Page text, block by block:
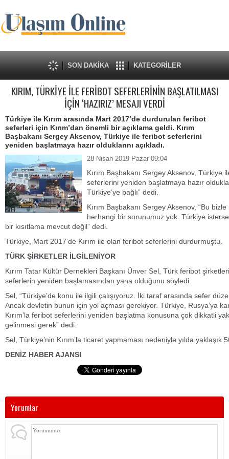
SON DAKİKA KATEGORİLER
KIRIM, TÜRKİYE İLE FERİBOT SEFERLERİNİN BAŞLATILMASI
İÇİN ‘HAZIRIZ’ MESAJI VERDİ
Türkiye ile Kırım arasında Mart 2017’de durdurulan feribot
seferleri için Kırım’dan önemli bir açıklama geldi. Kırım
Başbakanı Sergey Aksenov, Türkiye ile feribot seferlerini
yeniden başlatmaya hazır olduklarını açıkladı.
28 Nisan 2019 Pazar 09:04
Kırım Başbakanı Sergey Aksenov, Türkiye
seferlerini yeniden başlatmaya hazır
Türkiye’ye bağlı” dedi.
Kırım Başbakanı Sergey Aksenov, “Bu
herhangi bir sorunumuz yok. Türkiye
bir kısıtlama mevcut değil” dedi.
Türkiye, Mart 2017’de Kırım ile olan feribot seferlerini durdurmuştu.
TÜRK ŞİRKETLER İLGİLENİYOR
Kırım Tatar Kültür Dernekleri Başkanı Ünver Sel, Türk feribot
seferlerin yeniden başlamasından yana olduğunu söyledi.
Sel, “Türkiye’de konu ile ilgili çalışıyoruz. İki taraf arasında sefer
Ancak devletin bunun için yol açması gerekiyor. Türkiye, Rusya’ya
Kırım’la feribot seferlerini yeniden başlatma konusuna çok dikkatli
gelinmesi gerek” dedi.
Sel, Türkiye’nin Kırım’la ticaret yapmaması nedeniyle yılda
DENİZ HABER AJANSI
Yorumlar